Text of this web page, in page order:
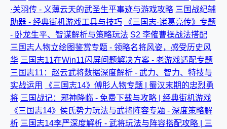
·关羽传 - 义薄云天的武圣生平事迹与游戏攻略 三国战纪辅
助器 - 经典街机游戏工具与技巧
《三国志·诸葛亮传》专题
- 卧龙生平、智谋解析与策略玩法 S2 李傕曹操战法搭配
三国志人物立绘图鉴赏专题 - 领略名将风姿，感受历史风
华 三国志11在Win11闪屏问题解决方案 - 老游戏适配专题
三国志11：赵云武将数据深度解析 - 武力、智力、特技与
实战运用
《三国志14》傅肜人物专题 | 蜀汉末期的忠烈勇
将 三国战记：邪神降临 - 免费下载与攻略 | 经典街机游戏
《三国志14》侯氏势力玩法与武将阵容专题 - 深度策略解
析 三国志14李严深度解析 - 武将玩法与阵容搭配攻略 | 三